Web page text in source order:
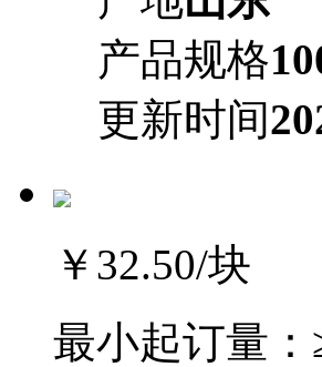
产品规格
更新时间
￥32.50/块
最小起订量：